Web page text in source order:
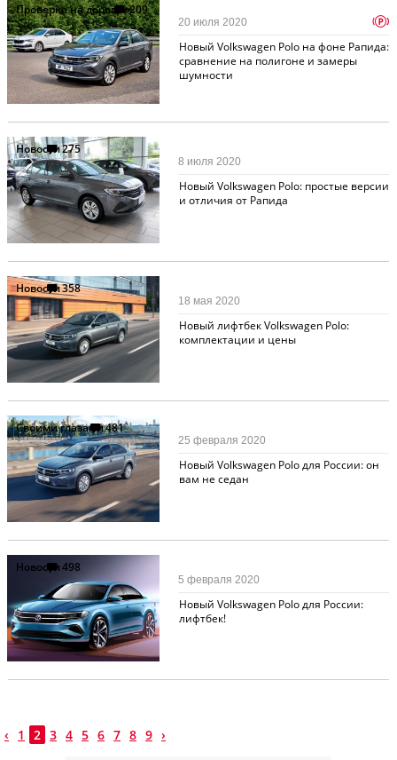
Проверка на дорогах209
Новый Volkswagen Polo на фоне Рапида:
сравнение на полигоне и замеры
шумности
20 июля 2020 p
Новости275
Новый Volkswagen Polo: простые версии
и отличия от Рапида
8 июля 2020
Новости358
Новый лифтбек Volkswagen Polo:
комплектации и цены
18 мая 2020
Своими глазами481
Новый Volkswagen Polo для России: он
вам не седан
25 февраля 2020
Новости498
Новый Volkswagen Polo для России:
лифтбек!
5 февраля 2020
‹ 1 2 3 4 5 6 7 8 9 ›